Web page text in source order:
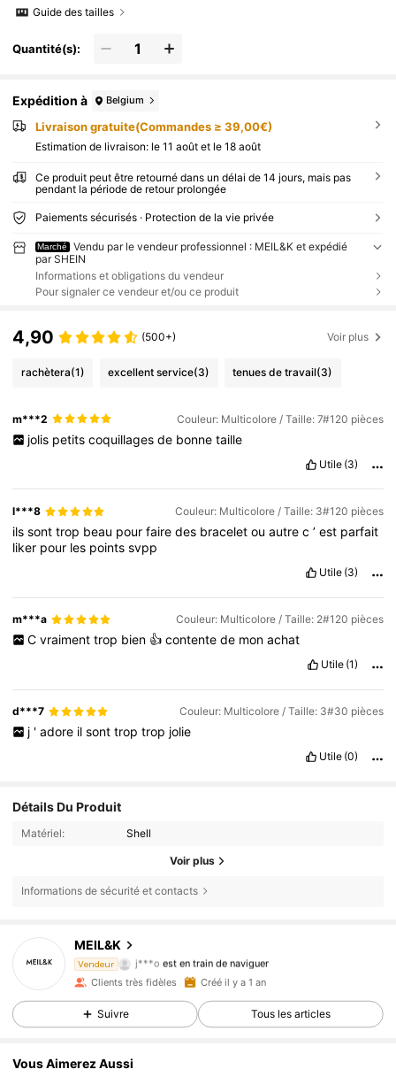
Guide des tailles
Quantité(s):
Expédition à Belgium
Livraison gratuite(Commandes ≥ 39,00€)
Estimation de livraison: le 11 août et le 18 août
Ce produit peut être retourné dans un délai de 14 jours, mais pas
pendant la période de retour prolongée
Paiements sécurisés · Protection de la vie privée
Marché
Vendu par le vendeur professionnel : MEIL&K et expédié
par SHEIN
Informations et obligations du vendeur
Pour signaler ce vendeur et/ou ce produit
4,90 (500+) Voir plus
rachètera(1) excellent service(3) tenues de travail(3)
m***2 Couleur: Multicolore / Taille: 7#120 pièces
jolis petits coquillages de bonne taille
Utile (3)
l***8 Couleur: Multicolore / Taille: 3#120 pièces
ilssonttrop beau pourfairedes braceletouautrec’est parfait
liker pour les pointssvpp
Utile (3)
m***a Couleur: Multicolore / Taille: 2#120 pièces
C vraiment trop bien 👍 contente de mon achat
Utile (1)
d***7 Couleur: Multicolore / Taille: 3#30 pièces
j ' adore il sont trop trop jolie
Utile (0)
Détails Du Produit
Matériel: Shell
Voir plus
Informations de sécurité et contacts
MEIL&K
Vendeur
4,91
j***o est en train de naviguer
4,91
3.9K Suiveurs
Clients très fidèles Créé il y a 1 an
Suivre Tous les articles
Vous Aimerez Aussi